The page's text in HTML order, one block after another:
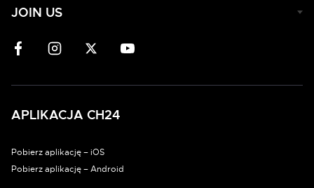
JOIN US
APLIKACJA CH24
Pobierz aplikację – iOS
Pobierz aplikację – Android